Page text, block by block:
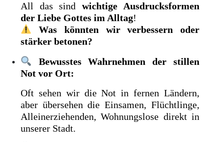
All das sindwichtige Ausdrucksformen
der Liebe Gottes im Alltag!
Was könnten wir verbessern oder
stärker betonen?
Bewusstes Wahrnehmen der stillen
Not vor Ort:
Oft sehen wir die Not in fernen Ländern,
aber übersehen die Einsamen, Flüchtlinge,
Alleinerziehenden, Wohnungslose direkt in
unserer Stadt.